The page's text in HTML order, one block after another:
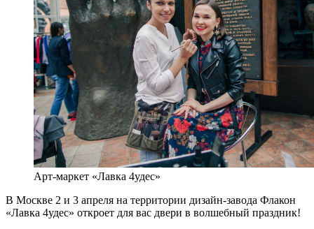
Арт-маркет «Лавка 4удес»
В Москве 2 и 3 апреля на территории дизайн-завода Флакон
«Лавка 4удес» откроет для вас двери в волшебный праздник!